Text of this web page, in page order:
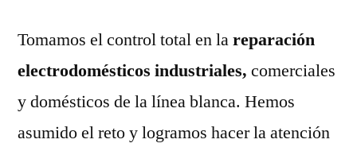
Tomamos el control total en lareparación
electrodomésticos industriales, comerciales
y domésticos de la línea blanca. Hemos
asumido el reto y logramos hacer la atención